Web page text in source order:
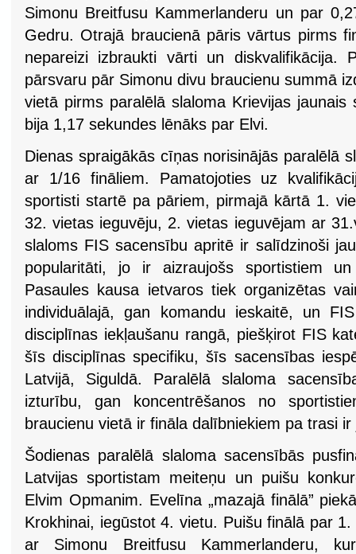
Simonu Breitfusu Kammerlanderu un par
Gedru. Otrajā braucienā pāris vārtus pirms
nepareizi izbraukti vārti un diskvalifikācija.
pārsvaru pār Simonu divu braucienu summā
vietā pirms paralēlā slaloma Krievijas jaunais
bija 1,17 sekundes lēnāks par Elvi.
Dienas spraigākās cīņas norisinājās paralēlā
ar 1/16 fināliem. Pamatojoties uz
sportisti startē pa pāriem, pirmajā kārtā 1.
32. vietas ieguvēju, 2. vietas ieguvējam ar
slaloms FIS sacensību apritē ir salīdzinoši
popularitāti, jo ir aizraujošs sportistiem
Pasaules kausa ietvaros tiek organizētas
individuālajā, gan komandu ieskaitē, un
disciplīnas iekļaušanu rangā, piešķirot FIS
šīs disciplīnas specifiku, šīs sacensības
Latvijā, Siguldā. Paralēlā slaloma
izturību, gan koncentrēšanos no
braucienu vietā ir fināla dalībniekiem pa trasi
Šodienas paralēlā slaloma sacensībās
Latvijas sportistam meiteņu un puišu
Elvim Opmanim. Evelīna „mazajā finālā”
Krokhinai, iegūstot 4. vietu. Puišu finālā par
ar Simonu Breitfusu Kammerlanderu,